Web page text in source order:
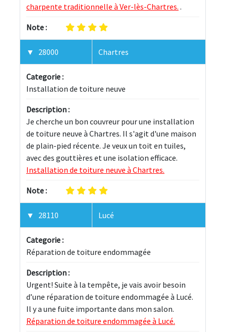
charpente traditionnelle à Ver-lès-Chartres. .
Note :
28000 Chartres
Categorie :
Installation de toiture neuve
Description :
Je cherche un bon couvreur pour une installation
de toiture neuve à Chartres. Il s'agit d'une maison
de plain-pied récente. Je veux un toit en tuiles,
avec des gouttières et une isolation efficace.
Installation de toiture neuve à Chartres.
Note :
28110 Lucé
Categorie :
Réparation de toiture endommagée
Description :
Urgent! Suite à la tempête, je vais avoir besoin
d’une réparation de toiture endommagée à Lucé.
Il y a une fuite importante dans mon salon.
Réparation de toiture endommagée à Lucé.